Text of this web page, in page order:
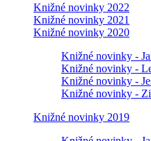
Knižné novinky 2022
Knižné novinky 2021
Knižné novinky 2020
Knižné novinky -
Knižné novinky -
Knižné novinky -
Knižné novinky -
Knižné novinky 2019